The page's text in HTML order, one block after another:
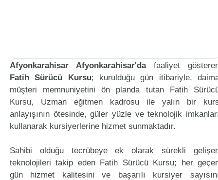
Afyonkarahisar Afyonkarahisar'dafaaliyet
Fatih Sürücü Kursu; kurulduğu gün itibariyle,
müşteri memnuniyetini ön planda tutan Fatih
Kursu, Uzman eğitmen kadrosu ile yalın bir
anlayışının ötesinde, güler yüzle ve teknolojik
kullanarak kursiyerlerine hizmet sunmaktadır.
Sahibi olduğu tecrübeye ek olarak sürekli
teknolojileri takip eden Fatih Sürücü Kursu; her
gün hizmet kalitesini ve başarılı kursiyer